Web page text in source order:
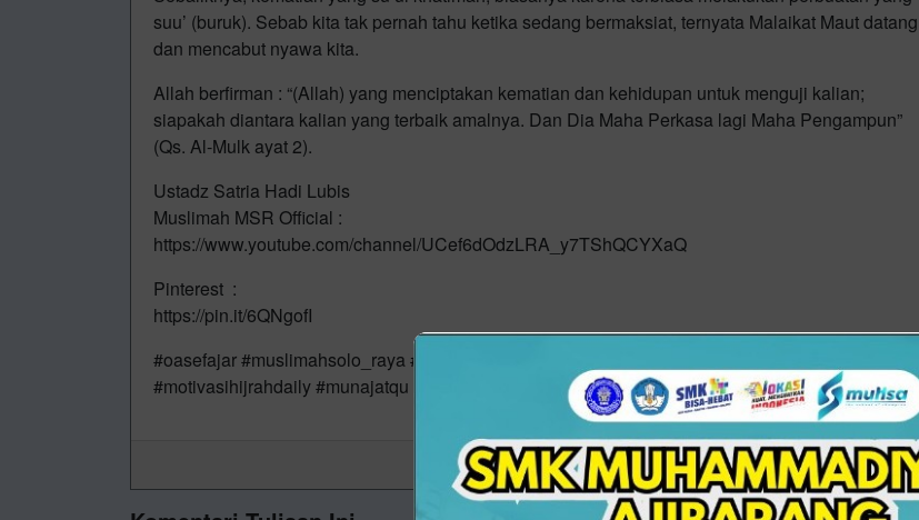
suu’ (buruk). Sebab kita tak pernah tahu ketika sedang bermaksiat, ternyata Malaikat Maut datang
dan mencabut nyawa kita.
Allah berfirman : “(Allah) yang menciptakan kematian dan kehidupan untuk menguji kalian;
siapakah diantara kalian yang terbaik amalnya. Dan Dia Maha Perkasa lagi Maha Pengampun”
(Qs. Al-Mulk ayat 2).
Ustadz Satria Hadi Lubis
Muslimah MSR Official :
https://www.youtube.com/channel/UCef6dOdzLRA_y7TShQCYXaQ
Pinterest :
https://pin.it/6QNgofI
#oasefajar #muslimahsolo_raya #msr_soloraya #izumaquotes #kuliahmuslimah
#motivasihijrahdaily #munajatqu
14/08/2025 10:28 - Oleh Administrator - Dilihat 528 kali